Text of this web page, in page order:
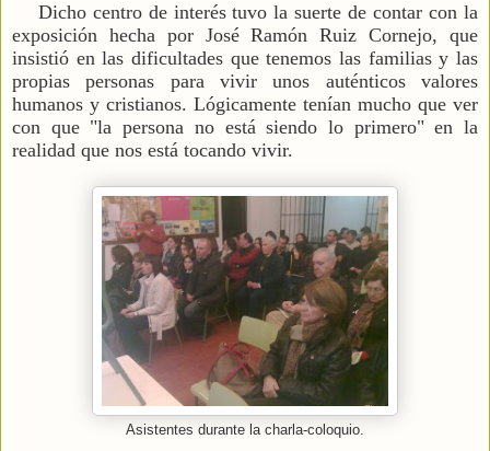
Dicho centro de interés tuvo la suerte de contar con la
exposición hecha por José Ramón Ruiz Cornejo, que
insistió en las dificultades que tenemos las familias y las
propias personas para vivir unos auténticos valores
humanos y cristianos. Lógicamente tenían mucho que ver
con que "la persona no está siendo lo primero" en la
realidad que nos está tocando vivir.
Asistentes durante la charla-coloquio.